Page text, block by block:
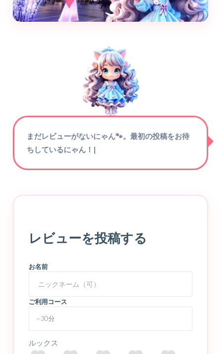
まだレビューがないにゃん🐾。最初の投稿をお待
ちしているにゃん！ |
レビューを投稿する
お名前
ご利用コース
ルックス